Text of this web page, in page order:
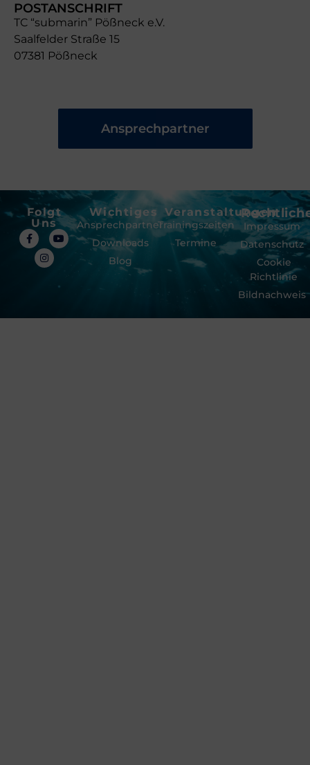
POSTANSCHRIFT
TC “submarin” Pößneck e.V.
Saalfelder Straße 15
07381 Pößneck
Ansprechpartner
Folgt
Uns
Wichtiges
Ansprechpartner
Downloads
Blog
Veranstaltungen
Trainingszeiten
Termine
Impressum
Datenschutz
Cookie
Richtlinie
Bildnachweis